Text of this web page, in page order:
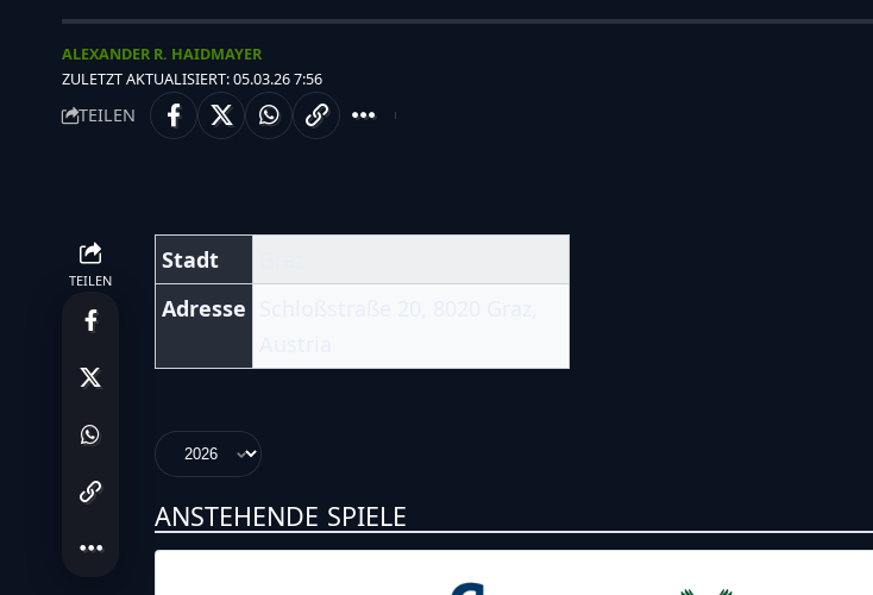
ZULETZT AKTUALISIERT: 05.03.26 7:56
ALEXANDER R. HAIDMAYER
TEILEN
TEILEN
Stadt
Adresse
ANSTEHENDE SPIELE